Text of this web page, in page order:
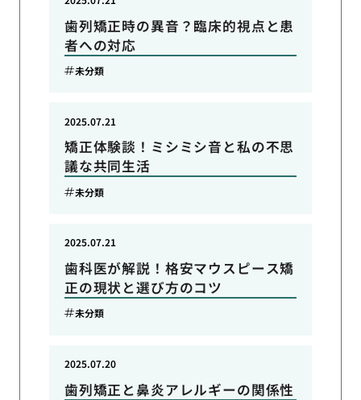
歯列矯正時の異音？臨床的視点と患
者への対応
未分類
矯正体験談！ミシミシ音と私の不思
議な共同生活
2025.07.21
未分類
歯科医が解説！格安マウスピース矯
正の現状と選び方のコツ
2025.07.21
未分類
歯列矯正と鼻炎アレルギーの関係性
2025.07.20